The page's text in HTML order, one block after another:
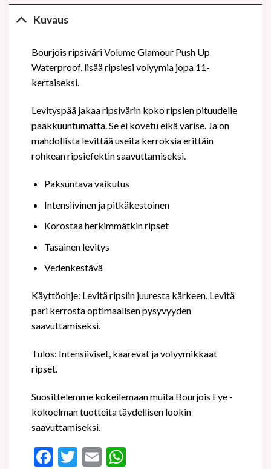
Kuvaus
Bourjois ripsiväri Volume Glamour Push Up
Waterproof, lisää ripsiesi volyymia jopa 11-
kertaiseksi.
Levityspää jakaa ripsivärin koko ripsien pituudelle
paakkuuntumatta. Se ei kovetu eikä varise. Ja on
mahdollista levittää useita kerroksia erittäin
rohkean ripsiefektin saavuttamiseksi.
Paksuntava vaikutus
Intensiivinen ja pitkäkestoinen
Korostaa herkimmätkin ripset
Tasainen levitys
Vedenkestävä
Käyttöohje: Levitä ripsiin juuresta kärkeen. Levitä
pari kerrosta optimaalisen pysyvyyden
saavuttamiseksi.
Tulos: Intensiiviset, kaarevat ja volyymikkaat
ripset.
Suosittelemme kokeilemaan muita Bourjois Eye -
kokoelman tuotteita täydellisen lookin
saavuttamiseksi.
Facebook
Twitter
EmailWhatsApp